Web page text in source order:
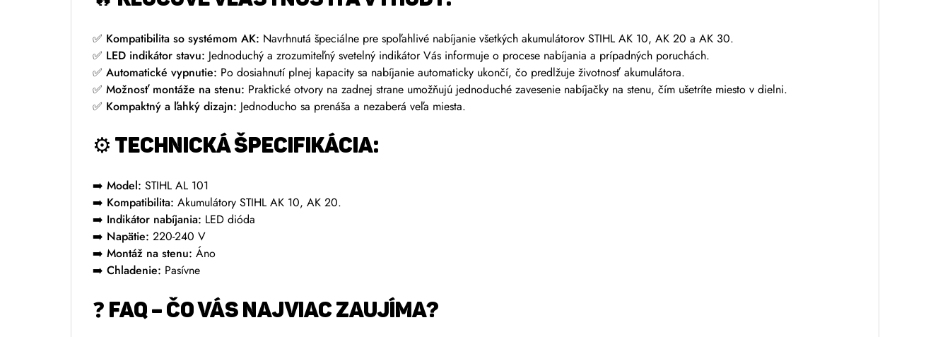
✅ Kompatibilita so systémom AK: Navrhnutá špeciálne pre spoľahlivé nabíjanie všetkých akumulátorov STIHL AK 10, AK 20 a AK 30.
✅ LED indikátor stavu: Jednoduchý a zrozumiteľný svetelný indikátor Vás informuje o procese nabíjania a prípadných poruchách.
✅ Automatické vypnutie: Po dosiahnutí plnej kapacity sa nabíjanie automaticky ukončí, čo predlžuje životnosť akumulátora.
✅ Možnosť montáže na stenu: Praktické otvory na zadnej strane umožňujú jednoduché zavesenie nabíjačky na stenu, čím ušetríte miesto v dielni.
✅ Kompaktný a ľahký dizajn: Jednoducho sa prenáša a nezaberá veľa miesta.
⚙️ TECHNICKÁ ŠPECIFIKÁCIA:
➡️ Model: STIHL AL 101
➡️ Kompatibilita: Akumulátory STIHL AK 10, AK 20.
➡️ Indikátor nabíjania: LED dióda
➡️ Napätie: 220-240 V
➡️ Montáž na stenu: Áno
➡️ Chladenie: Pasívne
❓ FAQ – ČO VÁS NAJVIAC ZAUJÍMA?